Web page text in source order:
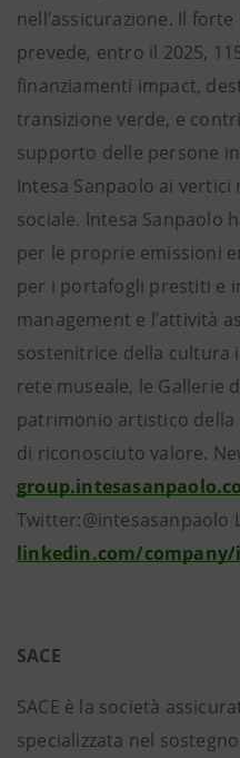
nell’assicurazione. Il
prevede, entro il 2025,
finanziamenti impact,
transizione verde, e
supporto delle persone
Intesa Sanpaolo ai
sociale. Intesa Sanpaolo
per le proprie emissioni
per i portafogli prestiti e
management e l’attività
sostenitrice della cultura
rete museale, le Gallerie
patrimonio artistico
di riconosciuto valore.
Twitter:@intesasanpaolo
linkedin.com/company/
SACE
SACE è la società
specializzata nel